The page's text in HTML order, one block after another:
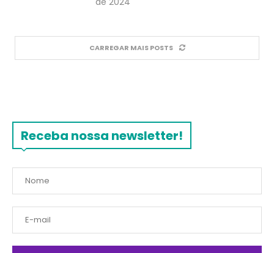
CARREGAR MAIS POSTS
Receba nossa newsletter!